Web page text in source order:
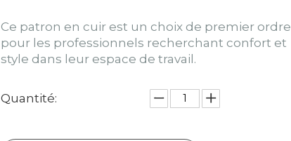
Ce patron en cuir est un choix de premier ordre
pour les professionnels recherchant confort et
style dans leur espace de travail.
Quantité: